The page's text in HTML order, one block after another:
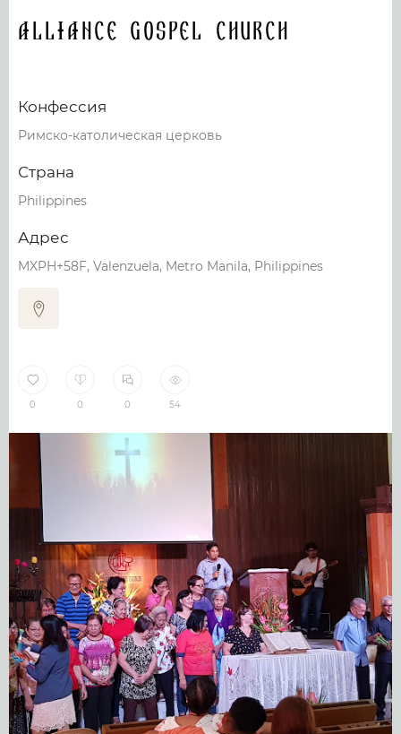
Alliance Gospel Church
Конфессия
Римско-католическая церковь
Страна
Philippines
Адрес
MXPH+58F, Valenzuela, Metro Manila, Philippines
0 0 0 54